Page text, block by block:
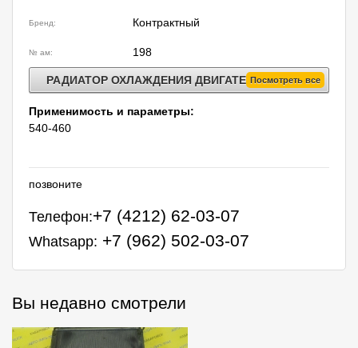
Бренд: Контрактный
№ ам: 198
РАДИАТОР ОХЛАЖДЕНИЯ ДВИГАТЕЛЯПосмотреть все
Применимость и параметры:
540-460
позвоните
Телефон:+7 (4212) 62-03-07
Whatsapp: +7 (962) 502-03-07
Вы недавно смотрели